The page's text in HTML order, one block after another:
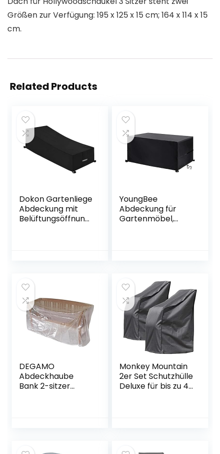
Größen zur Verfügung: 195 x 125 x 15 cm; 164 x 114 x 15
cm.
Related Products
Dokon Gartenliege
Abdeckung mit
Belüftungsöffnung
Sonnenliege
Liegestuhl
Deckchair
(200x75x40/70cm
) – Schwarz
YoungBee
Abdeckung für
Gartenmöbel,
Staubfest,
Schwerlast 420D -
Oxford Gewebe
125 * 125 * 74cm
DEGAMO
Abdeckhaube
Bank 2-sitzer
Monkey Mountain
2er Set Schutzhülle
Deluxe für bis zu 4